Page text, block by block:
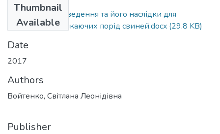
Thumbnail
Available
Споріднене розведення та його наслідки для
збереження зникаючих порід свиней.docx (29.8 KB)
Date
2017
Authors
Войтенко, Світлана Леонідівна
Publisher